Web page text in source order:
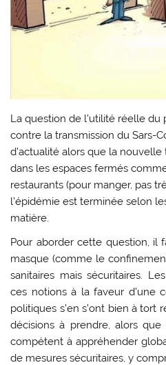
La question de l’utilité réelle
contre la transmission du Sars-
d’actualité alors que la
dans les espaces fermés
restaurants (pour manger, pas
l’épidémie est terminée selon
matière.
Pour aborder cette question, il
masque (comme le
sanitaires mais sécuritaires.
ces notions à la faveur d’une
politiques s’en s’ont bien à tort
décisions à prendre, alors
compétent à appréhender
de mesures sécuritaires, y